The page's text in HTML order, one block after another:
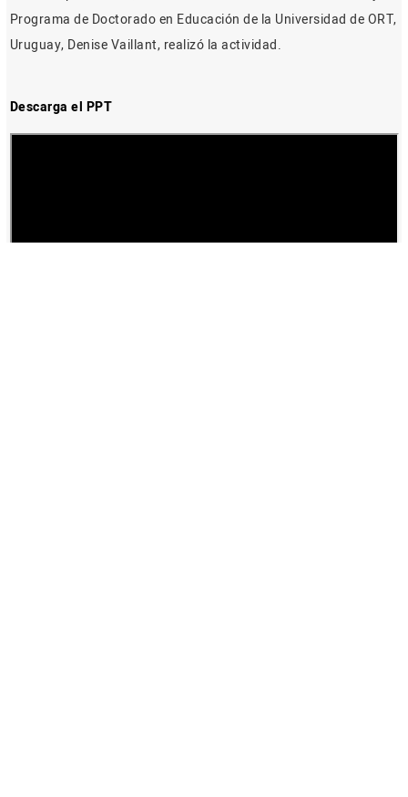
Programa de Doctorado en Educación de la Universidad de ORT,
Uruguay, Denise Vaillant, realizó la actividad.
Descarga el PPT